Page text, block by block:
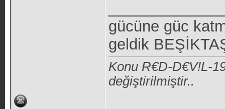
gücüne güc
geldik
Konu R€D-D€V!L-
değiştirilmiştir..